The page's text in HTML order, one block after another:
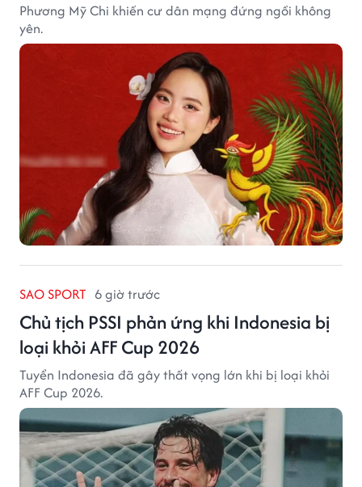
Phương Mỹ Chi khiến cư dân mạng đứng ngồi không
yên.
SAO SPORT 6 giờ trước
Chủ tịch PSSI phản ứng khi Indonesia bị
loại khỏi AFF Cup 2026
Tuyển Indonesia đã gây thất vọng lớn khi bị loại khỏi
AFF Cup 2026.